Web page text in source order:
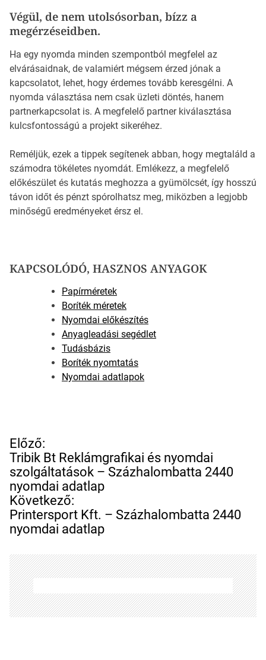
Végül, de nem utolsósorban, bízz a
megérzéseidben.
Ha egy nyomda minden szempontból megfelel az
elvárásaidnak, de valamiért mégsem érzed jónak a
kapcsolatot, lehet, hogy érdemes tovább keresgélni. A
nyomda választása nem csak üzleti döntés, hanem
partnerkapcsolat is. A megfelelő partner kiválasztása
kulcsfontosságú a projekt sikeréhez.
Reméljük, ezek a tippek segítenek abban, hogy megtaláld a
számodra tökéletes nyomdát. Emlékezz, a megfelelő
előkészület és kutatás meghozza a gyümölcsét, így hosszú
távon időt és pénzt spórolhatsz meg, miközben a legjobb
minőségű eredményeket érsz el.
KAPCSOLÓDÓ, HASZNOS ANYAGOK
Papírméretek
Boríték méretek
Nyomdai előkészítés
Anyagleadási segédlet
Tudásbázis
Boríték nyomtatás
Nyomdai adatlapok
B
e
j
e
g
y
z
é
s
n
a
v
i
Előző:
Tribik Bt Reklámgrafikai és nyomdai
szolgáltatások – Százhalombatta 2440
nyomdai adatlap
Következő:
Printersport Kft. – Százhalombatta 2440
nyomdai adatlap